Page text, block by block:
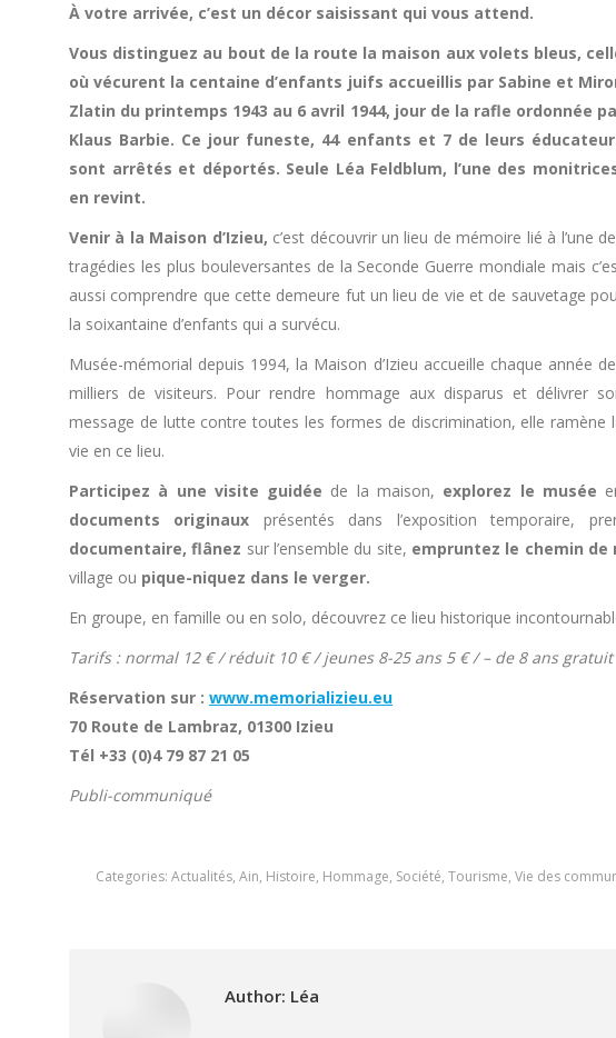
À votre arrivée, c’est un décor saisissant qui vous attend.
Vous distinguez au bout de la route la maison aux volets bleus,
où vécurent la centaine d’enfants juifs accueillis par Sabine et
Zlatin du printemps 1943 au 6 avril 1944, jour de la rafle ordonnée
Klaus Barbie. Ce jour funeste, 44 enfants et 7 de leurs
sont arrêtés et déportés. Seule Léa Feldblum, l’une des
en revint.
Venir à la Maison d’Izieu, c’est découvrir un lieu de mémoire lié à l’une
tragédies les plus bouleversantes de la Seconde Guerre mondiale mais
aussi comprendre que cette demeure fut un lieu de vie et de sauvetage
la soixantaine d’enfants qui a survécu.
Musée-mémorial depuis 1994, la Maison d’Izieu accueille chaque année
milliers de visiteurs. Pour rendre hommage aux disparus et délivrer
message de lutte contre toutes les formes de discrimination, elle ramène
vie en ce lieu.
Participez à une visite guidée de la maison, explorez le musée
documents originaux présentés dans l’exposition temporaire,
documentaire, flânez sur l’ensemble du site, empruntez le chemin de
village ou pique-niquez dans le verger.
En groupe, en famille ou en solo, découvrez ce lieu historique
Tarifs : normal 12 € / réduit 10 € / jeunes 8-25 ans 5 € / – de 8 ans gratuit
Réservation sur : www.memorializieu.eu
70 Route de Lambraz, 01300 Izieu
Tél +33 (0)4 79 87 21 05
Publi-communiqué
Categories: Actualités, Ain, Histoire, Hommage, Société, Tourisme, Vie des
Author: Léa